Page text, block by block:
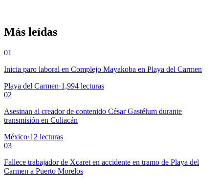
Más leídas
01
Inicia paro laboral en Complejo Mayakoba en Playa del Carmen
Playa del Carmen·1,994 lecturas
02
Asesinan al creador de contenido César Gastélum durante
transmisión en Culiacán
México·12 lecturas
03
Fallece trabajador de Xcaret en accidente en tramo de Playa del
Carmen a Puerto Morelos